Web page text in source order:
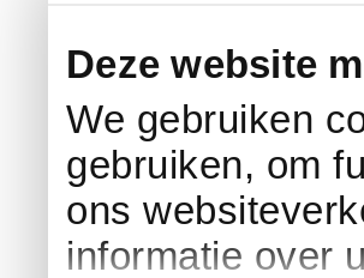
Deze website
We gebruiken
gebruiken, om
ons
informatie over